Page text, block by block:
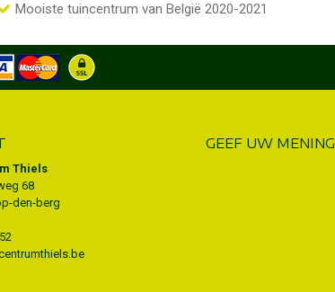
Mooiste tuincentrum van België 2020-2021
Thiels
68
den-berg
GEEF UW MENING